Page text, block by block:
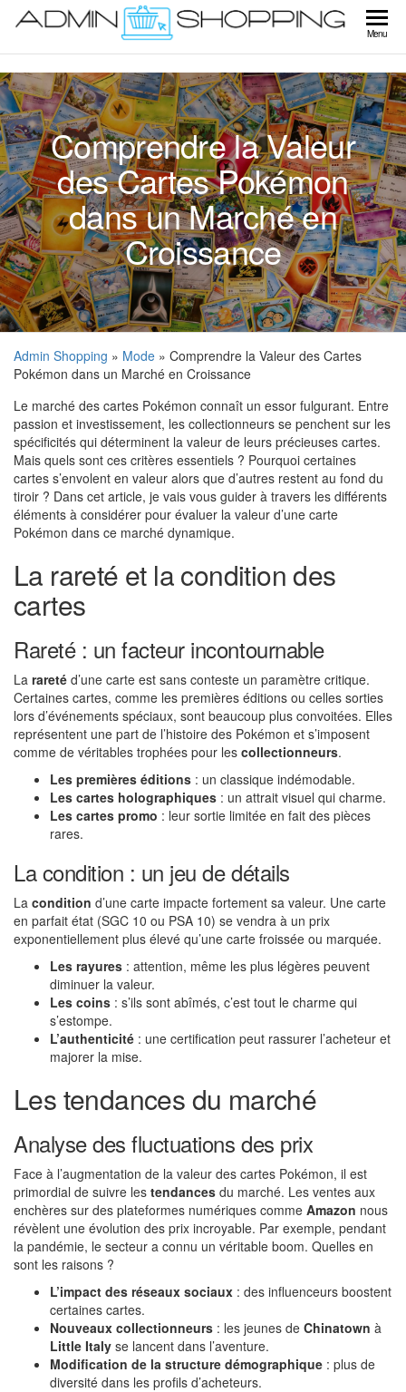
Menu
Comprendre la Valeur
des Cartes Pokémon
dans un Marché en
Croissance
Admin Shopping » Mode » Comprendre la Valeur des Cartes
Pokémon dans un Marché en Croissance
Le marché des cartes Pokémon connaît un essor fulgurant. Entre
passion et investissement, les collectionneurs se penchent sur les
spécificités qui déterminent la valeur de leurs précieuses cartes.
Mais quels sont ces critères essentiels ? Pourquoi certaines
cartes s’envolent en valeur alors que d’autres restent au fond du
tiroir ? Dans cet article, je vais vous guider à travers les différents
éléments à considérer pour évaluer la valeur d’une carte
Pokémon dans ce marché dynamique.
La rareté et la condition des
cartes
Rareté : un facteur incontournable
La rareté d’une carte est sans conteste un paramètre critique.
Certaines cartes, comme les premières éditions ou celles sorties
lors d’événements spéciaux, sont beaucoup plus convoitées. Elles
représentent une part de l’histoire des Pokémon et s’imposent
comme de véritables trophées pour les collectionneurs.
Les premières éditions : un classique indémodable.
Les cartes holographiques : un attrait visuel qui charme.
Les cartes promo : leur sortie limitée en fait des pièces
rares.
La condition : un jeu de détails
La condition d’une carte impacte fortement sa valeur. Une carte
en parfait état (SGC 10 ou PSA 10) se vendra à un prix
exponentiellement plus élevé qu’une carte froissée ou marquée.
Les rayures : attention, même les plus légères peuvent
diminuer la valeur.
Les coins : s’ils sont abîmés, c’est tout le charme qui
s’estompe.
L’authenticité : une certification peut rassurer l’acheteur et
majorer la mise.
Les tendances du marché
Analyse des fluctuations des prix
Face à l’augmentation de la valeur des cartes Pokémon, il est
primordial de suivre les tendances du marché. Les ventes aux
enchères sur des plateformes numériques comme Amazon nous
révèlent une évolution des prix incroyable. Par exemple, pendant
la pandémie, le secteur a connu un véritable boom. Quelles en
sont les raisons ?
L’impact des réseaux sociaux : des influenceurs boostent
certaines cartes.
Nouveaux collectionneurs : les jeunes de Chinatown à
Little Italy se lancent dans l’aventure.
Modification de la structure démographique : plus de
diversité dans les profils d’acheteurs.